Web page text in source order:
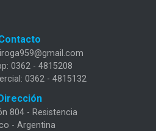
0362 - 4815208
0362 - 4815132
804 - Resistencia
- Argentina